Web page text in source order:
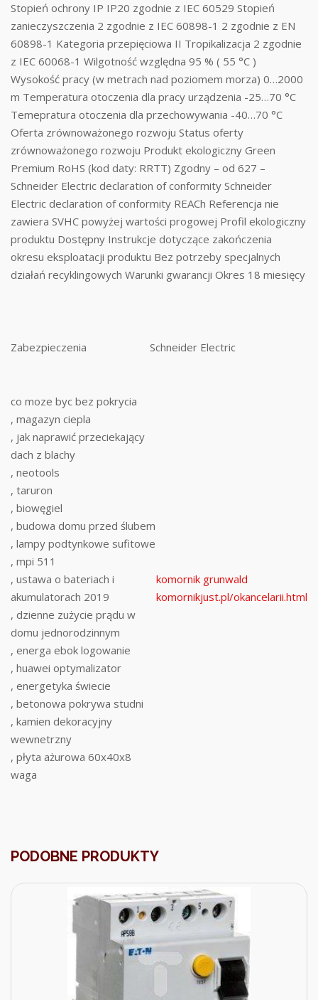
Stopień ochrony IP IP20 zgodnie z IEC 60529 Stopień
zanieczyszczenia 2 zgodnie z IEC 60898-1 2 zgodnie z EN
60898-1 Kategoria przepięciowa II Tropikalizacja 2 zgodnie
z IEC 60068-1 Wilgotność względna 95 % ( 55 °C )
Wysokość pracy (w metrach nad poziomem morza) 0…2000
m Temperatura otoczenia dla pracy urządzenia -25…70 °C
Temepratura otoczenia dla przechowywania -40…70 °C
Oferta zrównoważonego rozwoju Status oferty
zrównoważonego rozwoju Produkt ekologiczny Green
Premium RoHS (kod daty: RRTT) Zgodny – od 627 –
Schneider Electric declaration of conformity Schneider
Electric declaration of conformity REACh Referencja nie
zawiera SVHC powyżej wartości progowej Profil ekologiczny
produktu Dostępny Instrukcje dotyczące zakończenia
okresu eksploatacji produktu Bez potrzeby specjalnych
działań recyklingowych Warunki gwarancji Okres 18 miesięcy
Zabezpieczenia Schneider Electric
co moze byc bez pokrycia
, magazyn ciepla
, jak naprawić przeciekający
dach z blachy
, neotools
, taruron
, biowęgiel
, budowa domu przed ślubem
, lampy podtynkowe sufitowe
, mpi 511
, ustawa o bateriach i
akumulatorach 2019
, dzienne zużycie prądu w
domu jednorodzinnym
, energa ebok logowanie
, huawei optymalizator
, energetyka świecie
, betonowa pokrywa studni
, kamien dekoracyjny
wewnetrzny
, płyta ażurowa 60x40x8
waga
komornik grunwald
komornikjust.pl/okancelarii.html
PODOBNE PRODUKTY